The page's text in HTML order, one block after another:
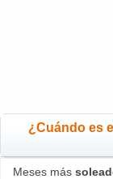
¿Cuándo es
Meses más